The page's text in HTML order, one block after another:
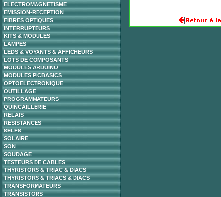
ELECTROMAGNETISME
EMISSION-RECEPTION
FIBRES OPTIQUES
INTERRUPTEURS
KITS & MODULES
LAMPES
LEDS & VOYANTS & AFFICHEURS
LOTS DE COMPOSANTS
MODULES ARDUINO
MODULES PICBASICS
OPTOELECTRONIQUE
OUTILLAGE
PROGRAMMATEURS
QUINCAILLERIE
RELAIS
RESISTANCES
SELFS
SOLAIRE
SON
SOUDAGE
TESTEURS DE CABLES
THYRISTORS & TRIAC & DIACS
THYRISTORS & TRIACS & DIACS
TRANSFORMATEURS
TRANSISTORS